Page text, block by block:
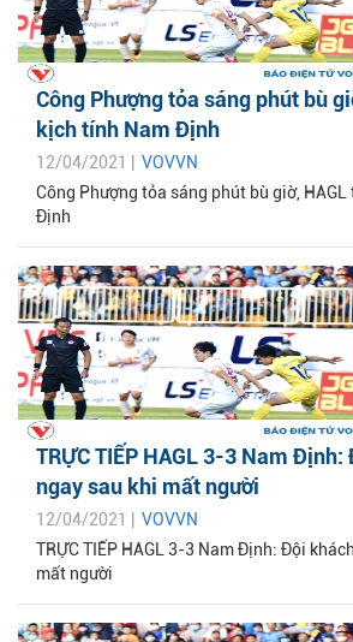
Công Phượng tỏa sáng phút bù
kịch tính Nam Định
12/04/2021 | VOVVN
Công Phượng tỏa sáng phút bù giờ,
Định
TRỰC TIẾP HAGL 3-3 Nam
ngay sau khi mất người
12/04/2021 | VOVVN
TRỰC TIẾP HAGL 3-3 Nam Định: Đội
mất người